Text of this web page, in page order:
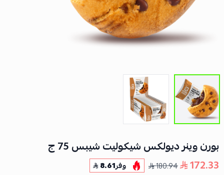
بورن وينر ديولكس شيكوليت شيبس 75 ج
172.33
180.94 وفر8.61